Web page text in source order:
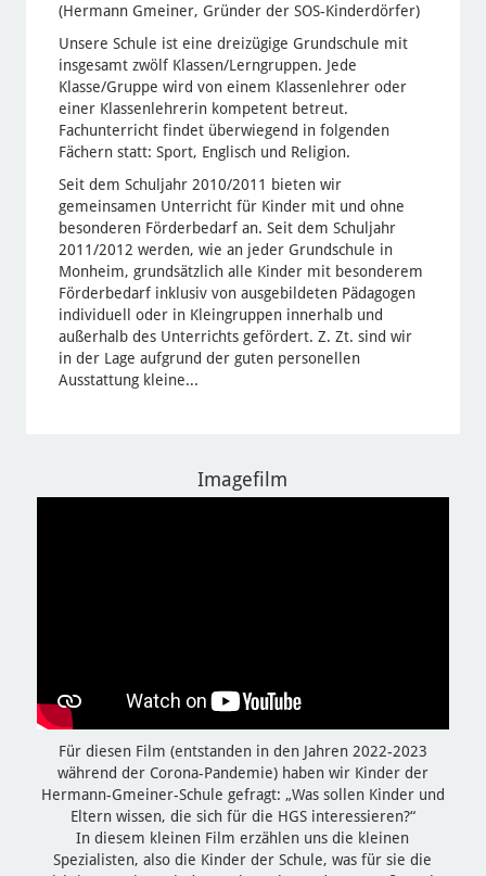
(Hermann Gmeiner, Gründer der SOS-Kinderdörfer)
Unsere Schule ist eine dreizügige Grundschule mit
insgesamt zwölf Klassen/Lerngruppen. Jede
Klasse/Gruppe wird von einem Klassenlehrer oder
einer Klassenlehrerin kompetent betreut.
Fachunterricht findet überwiegend in folgenden
Fächern statt: Sport, Englisch und Religion.
Seit dem Schuljahr 2010/2011 bieten wir
gemeinsamen Unterricht für Kinder mit und ohne
besonderen Förderbedarf an. Seit dem Schuljahr
2011/2012 werden, wie an jeder Grundschule in
Monheim, grundsätzlich alle Kinder mit besonderem
Förderbedarf inklusiv von ausgebildeten Pädagogen
individuell oder in Kleingruppen innerhalb und
außerhalb des Unterrichts gefördert. Z. Zt. sind wir
in der Lage aufgrund der guten personellen
Ausstattung kleine...
Imagefilm
Für diesen Film (entstanden in den Jahren 2022-2023
während der Corona-Pandemie) haben wir Kinder der
Hermann-Gmeiner-Schule gefragt: „Was sollen Kinder und
Eltern wissen, die sich für die HGS interessieren?“
In diesem kleinen Film erzählen uns die kleinen
Spezialisten, also die Kinder der Schule, was für sie die